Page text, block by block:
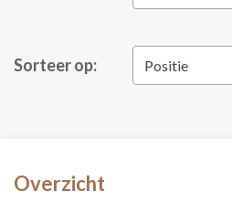
Sorteer op: Positie
Overzicht